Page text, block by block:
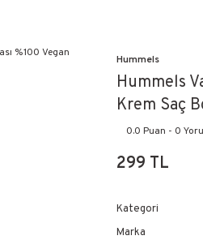
Hummels
Hummels
Krem Saç
0.0 Puan - 0
299 TL
Kategori
Marka